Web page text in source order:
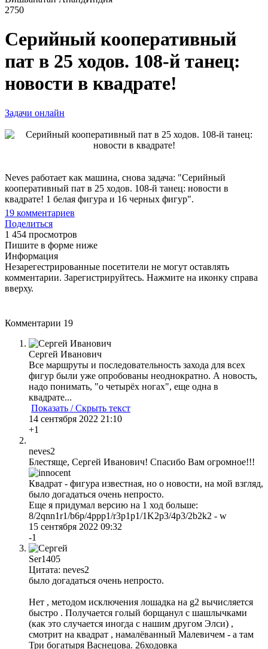
2750
Серийный кооперативный
пат в 25 ходов. 108-й танец:
новости в квадрате!
Задачи онлайн
Neves работает как машина, снова задача: "Серийный
кооперативный пат в 25 ходов. 108-й танец: новости в
квадрате! 1 белая фигура и 16 черных фигур".
19 комментариев
Поделиться
1 454 просмотров
Пишите в форме ниже
Информация
Незарегестрированные посетители не могут оставлять
комментарии. Зарегистрируйтесь. Нажмите на иконку справа
вверху.
Комментарии 19
Сергей Иванович
Все маршруты и последовательность захода для всех
фигур были уже опробованы неоднократно. А новость,
надо понимать, "о четырёх ногах", еще одна в
квадрате...
Показать / Скрыть текст
14 сентября 2022 21:10
+1
neves2
Блестяще, Сергей Иванович! Спасибо Вам огромное!!!
Квадрат - фигура известная, но о новости, на мой взгляд,
было догадаться очень непросто.
Еще я придумал версию на 1 ход больше:
8/2qnn1r1/b6p/4ppp1/r3p1p1/1K2p3/4p3/2b2k2 - w
15 сентября 2022 09:32
-1
Ser1405
Цитата: neves2
было догадаться очень непросто.
Нет , методом исключения лошадка на g2 вычисляется
быстро . Получается голый борщанул с шашлычками
(как это случается иногда с нашим другом Элси) ,
смотрит на квадрат , намалёванный Малевичем - а там
Три богатыря Васнецова. 26ходовка